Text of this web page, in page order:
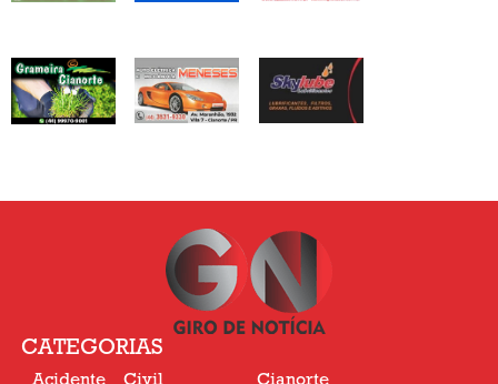
CATEGORIAS
Acidente Civil Cianorte